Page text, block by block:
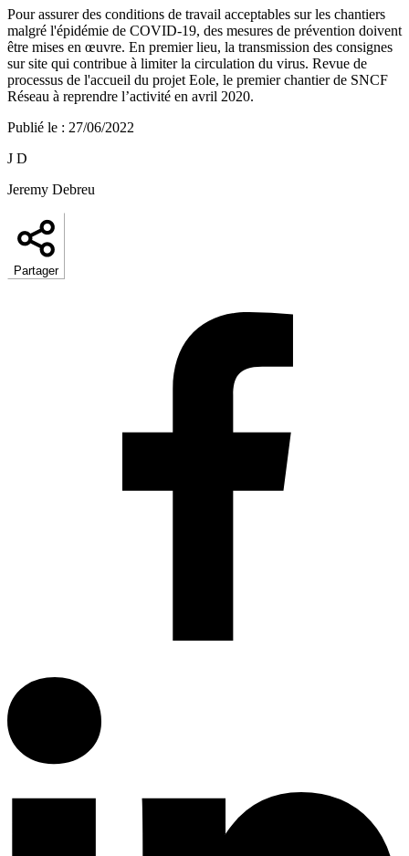
Pour assurer des conditions de travail acceptables sur les chantiers
malgré l'épidémie de COVID-19, des mesures de prévention doivent
être mises en œuvre. En premier lieu, la transmission des consignes
sur site qui contribue à limiter la circulation du virus. Revue de
processus de l'accueil du projet Eole, le premier chantier de SNCF
Réseau à reprendre l’activité en avril 2020.
Publié le : 27/06/2022
J D
Jeremy Debreu
Partager